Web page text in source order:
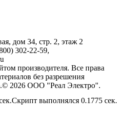
дом 34, стр. 2, этаж 2
302-22-59,
производителя. Все права
без разрешения
2026 ООО "Реал Электро".
выполнялся 0.1775 сек.